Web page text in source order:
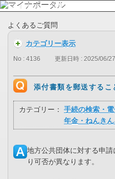
よくあるご質問
カテゴリー表示
No : 4136 更新日時 : 2025/06/
添付書類を郵送するこ
カテゴリー：
手続の検索・
年金・ねんきん
地方公共団体に対する申
り可否が異なります。